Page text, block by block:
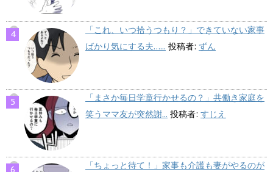
「これ、いつ拾うつもり？」できていない家事
ばかり気にする夫…... 投稿者: ずん
「まさか毎日学童行かせるの？」共働き家庭を
笑うママ友が突然謝... 投稿者: すじえ
「ちょっと待て！」家事も介護も妻がやるのが